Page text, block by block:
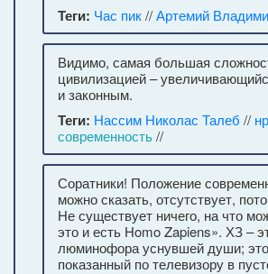
Теги: Час пик//Артемий
Видимо, самая большая
цивилизацией –
и законным.
Теги: Нассим Николас Талеб //
современность//
Соратники! Положение
можно сказать, отсутствует,
Не существует ничего, на что
это и есть Homo Zapiens». ХЗ –
люминофора уснувшей души;
показанный по телевизору в